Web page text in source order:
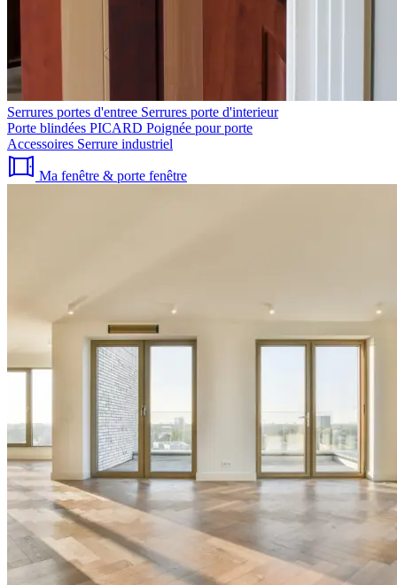
Serrures portes d'entree Serrures porte d'interieur
Porte blindées PICARD Poignée pour porte
Accessoires Serrure industriel
Ma fenêtre & porte fenêtre